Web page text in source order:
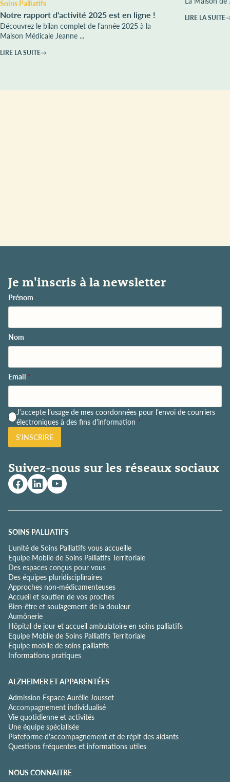
Soins Palliatifs
Notre rapport d'activité 2025 est en ligne !
Découvrez le bilan complet de l’année 2025 à la
Maison Médicale Jeanne ...
LIRE LA SUITE
LIRE LA SUITE
Je m'inscris à la newsletter
Prénom
Nom
Email *
P
o
l
t
q
u
e
e
o
n
f
i
d
e
n
t
i
a
l
i
t
é
J’accepte l’usage de mes coordonnées pour l’envoi de courriers
électroniques à des fins d'information *
S'INSCRIRE
Suivez-nous sur les réseaux sociaux
SOINS PALLIATIFS
L'unité de Soins Palliatifs vous accueille
Equipe Mobile de Soins Palliatifs Territoriale
Des espaces conçus pour vous
Des équipes pluridisciplinaires
Approches non-médicamenteuses
Accueil et soutien de vos proches
Bien-être et soulagement de la douleur
Aumônerie
Hôpital de jour et accueil ambulatoire en soins palliatifs
Equipe Mobile de Soins Palliatifs Territoriale
Equipe mobile de soins palliatifs
Informations pratiques
ALZHEIMER ET APPARENTÉES
Admission Espace Aurélie Jousset
Accompagnement individualisé
Vie quotidienne et activités
Une équipe spécialisée
Plateforme d'accompagnement et de répit des aidants
Questions fréquentes et informations utiles
NOUS CONNAITRE